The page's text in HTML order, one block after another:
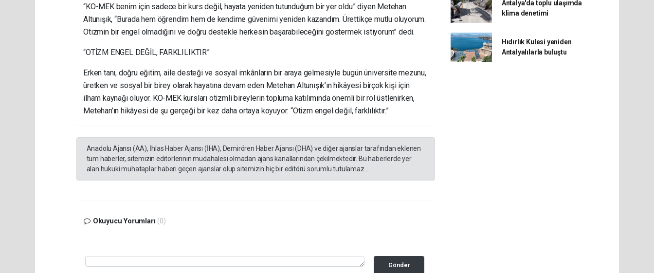
“KO-MEK benim için sadece bir kurs değil, hayata yeniden tutunduğum bir yer oldu” diyen Metehan
Altunışık, “Burada hem öğrendim hem de kendime güvenimi yeniden kazandım. Ürettikçe mutlu oluyorum.
Otizmin bir engel olmadığını ve doğru destekle herkesin başarabileceğini göstermek istiyorum” dedi.
“OTİZM ENGEL DEĞİL, FARKLILIKTIR”
Erken tanı, doğru eğitim, aile desteği ve sosyal imkânların bir araya gelmesiyle bugün üniversite mezunu,
üretken ve sosyal bir birey olarak hayatına devam eden Metehan Altunışık’ın hikâyesi birçok kişi için
ilham kaynağı oluyor. KO-MEK kursları otizmli bireylerin topluma katılımında önemli bir rol üstlenirken,
Metehan’ın hikâyesi de şu gerçeği bir kez daha ortaya koyuyor: “Otizm engel değil, farklılıktır.”
Anadolu Ajansı (AA), İhlas Haber Ajansı (İHA), Demirören Haber Ajansı (DHA) ve diğer ajanslar tarafından eklenen
tüm haberler, sitemizin editörlerinin müdahalesi olmadan ajans kanallarından çekilmektedir. Bu haberlerde yer
alan hukuki muhataplar haberi geçen ajanslar olup sitemizin hiç bir editörü sorumlu tutulamaz...
Okuyucu Yorumları (0)
Gönder
Antalya'da toplu ulaşımda
klima denetimi
Hıdırlık Kulesi yeniden
Antalyalılarla buluştu